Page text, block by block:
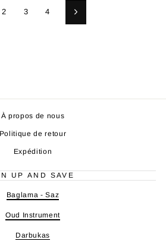
2 3 4 Suivant
À propos de nous
Politique de retour
Expédition
UP AND SAVE
Baglama - Saz
Oud Instrument
Darbukas